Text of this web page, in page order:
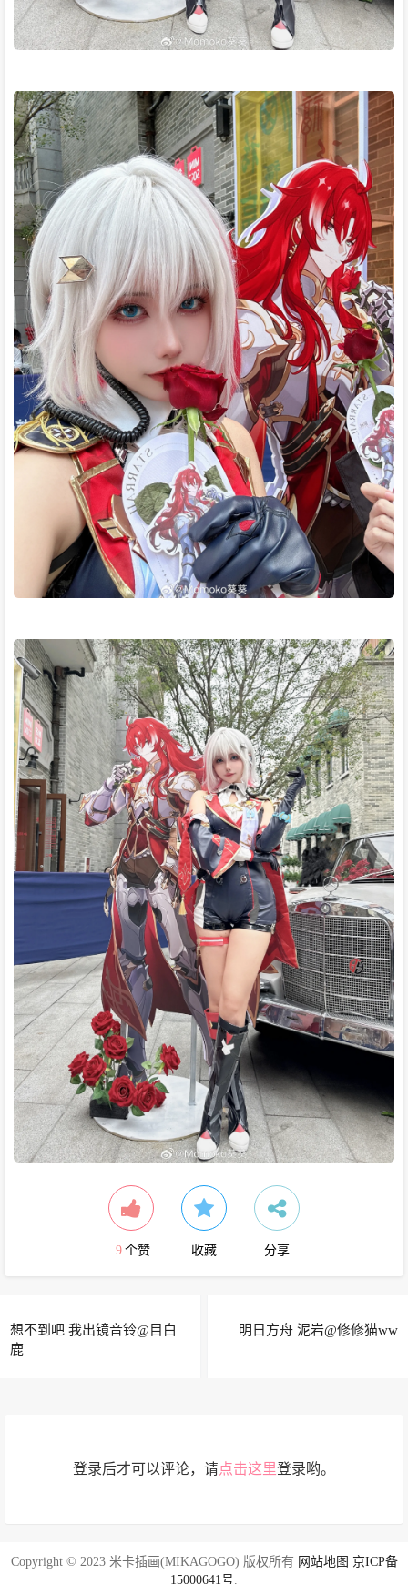
9 个赞 收藏 分享
想不到吧 我出镜音铃@目白
鹿
明日方舟 泥岩@修修猫ww
登录后才可以评论，请点击这里登录哟。
Copyright © 2023 米卡插画(MIKAGOGO) 版权所有 网站地图 京ICP备
15000641号.